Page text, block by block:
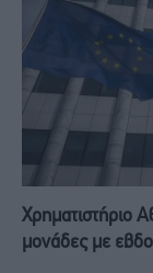
Χρηματιστήριο
μονάδες με